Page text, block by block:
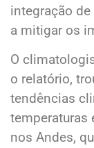
integração
a mitigar os
O
o relatório,
tendências
temperaturas
nos Andes,